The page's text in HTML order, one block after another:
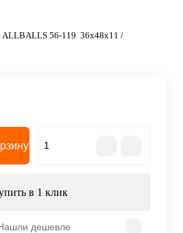
ALLBALLS 56-119 36x48x11 /
в 1 клик
дешевле